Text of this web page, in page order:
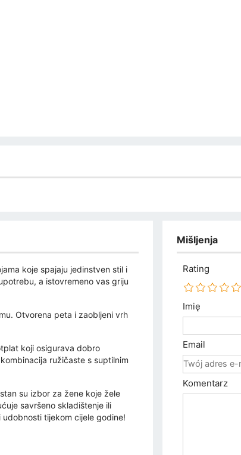
koje spajaju jedinstven stil i
a istovremeno vas griju
Otvorena peta i zaobljeni vrh
koji osigurava dobro
ružičaste s suptilnim
su izbor za žene koje žele
savršeno skladištenje ili
tijekom cijele godine!
Mišljenja
Rating
Imię
Email
Komentarz